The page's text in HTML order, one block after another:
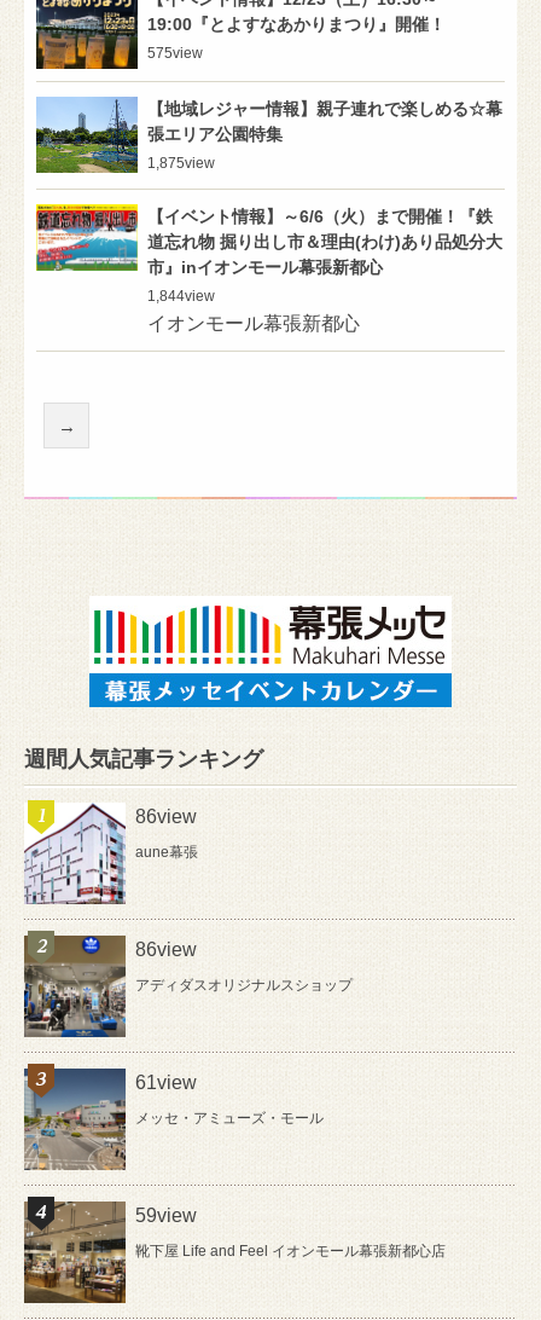
19:00『とよすなあかりまつり』開催！
575view
【地域レジャー情報】親子連れで楽しめる☆幕
張エリア公園特集
1,875view
【イベント情報】～6/6（火）まで開催！『鉄
道忘れ物 掘り出し市＆理由(わけ)あり品処分大
市』inイオンモール幕張新都心
1,844view
イオンモール幕張新都心
→
週間人気記事ランキング
86view
aune幕張
86view
アディダスオリジナルスショップ
61view
メッセ・アミューズ・モール
59view
靴下屋 Life and Feel イオンモール幕張新都心店